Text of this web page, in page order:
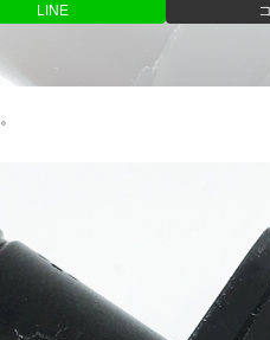
LINE